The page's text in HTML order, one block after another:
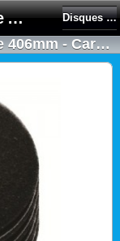
toutOtop' - Matériel de nettoyage, produit d'entretien, lubrifiant pour professionnel et particulier Disques pour monobrosses
Disque de décapage noir diamètre 406mm - Carton de 5 - NUMATIC